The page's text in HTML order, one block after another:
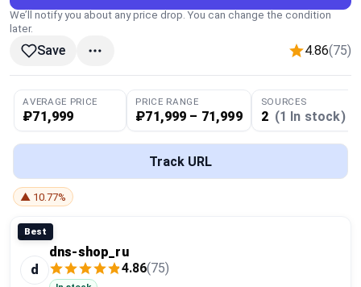
Brands
Global Price Tracker
Blog
Compare
Plans & Pricing
We’ll notify you about any price drop. You can change the condition
later.
Save 4.86(75)
AVERAGE PRICE
₽71,999
PRICE RANGE
₽71,999 – 71,999
SOURCES
2 (1 In stock)
Track URL
▲ 10.77%
Best
d
dns-shop_ru
4.86(75)